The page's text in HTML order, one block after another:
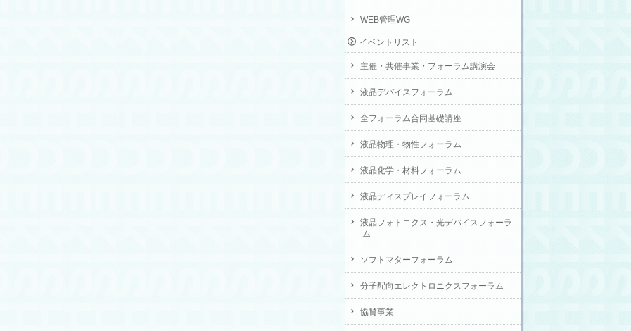
WEB管理WG
イベントリスト
主催・共催事業・フォーラム講演会
液晶デバイスフォーラム
全フォーラム合同基礎講座
液晶物理・物性フォーラム
液晶化学・材料フォーラム
液晶ディスプレイフォーラム
液晶フォトニクス・光デバイスフォーラ
ム
ソフトマターフォーラム
分子配向エレクトロニクスフォーラム
協賛事業